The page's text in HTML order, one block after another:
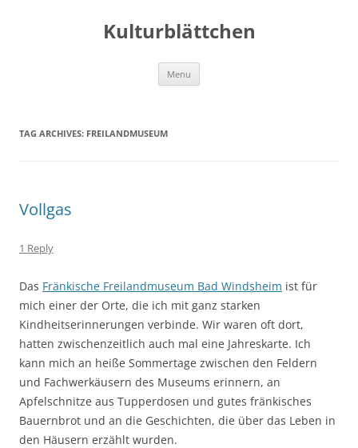
Kulturblättchen
Menu
TAG ARCHIVES: FREILANDMUSEUM
Vollgas
1 Reply
Das Fränkische Freilandmuseum Bad Windsheim ist für
mich einer der Orte, die ich mit ganz starken
Kindheitserinnerungen verbinde. Wir waren oft dort,
hatten zwischenzeitlich auch mal eine Jahreskarte. Ich
kann mich an heiße Sommertage zwischen den Feldern
und Fachwerkäusern des Museums erinnern, an
Apfelschnitze aus Tupperdosen und gutes fränkisches
Bauernbrot und an die Geschichten, die über das Leben in
den Häusern erzählt wurden.